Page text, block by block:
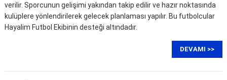
verilir. Sporcunun gelişimi yakından takip edilir ve hazır noktasında
kulüplere yönlendirilerek gelecek planlaması yapılır. Bu futbolcular
Hayalim Futbol Ekibinin desteği altındadır.
DEVAMI >>